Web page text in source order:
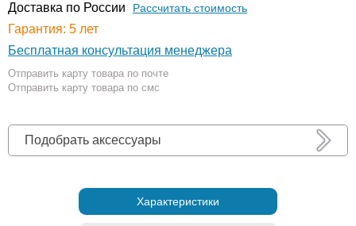
Доставка по России Рассчитать стоимость
Гарантия: 5 лет
Бесплатная консультация менеджера
Отправить карту товара по почте
Отправить карту товара по смс
Подобрать аксессуары
Характеристики